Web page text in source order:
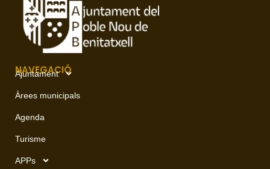
NAVEGACIÓ
Ajuntament
Àrees municipals
Agenda
Turisme
APPs